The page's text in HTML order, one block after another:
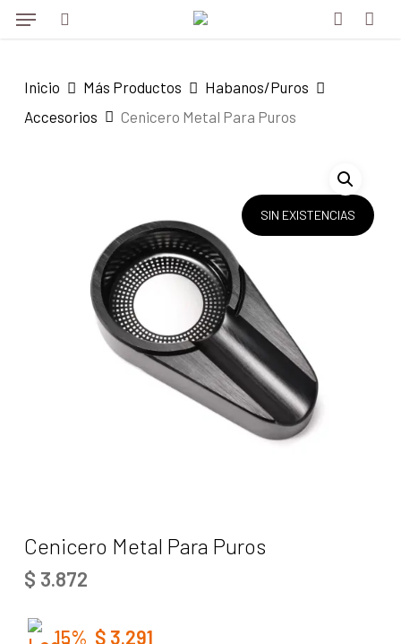
Skip
content
Menu
Inicio Más Productos
Habanos/Puros
Accesorios
Cenicero Metal Para Puros
Cenicero Metal Para Puros
$ 3.872
15% $ 3.291
SIN EXISTENCIAS